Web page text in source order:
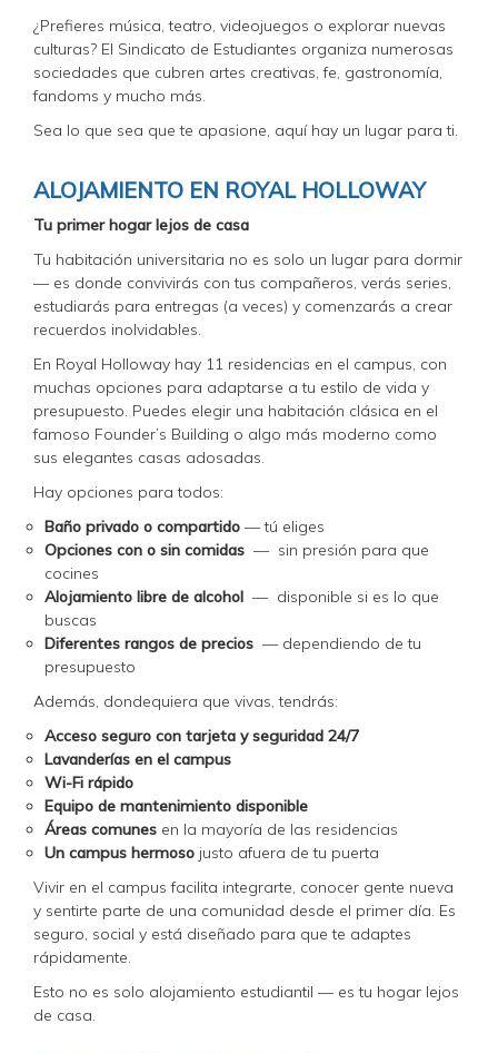
¿Prefieres música, teatro, videojuegos o explorar nuevas
culturas? El Sindicato de Estudiantes organiza numerosas
sociedades que cubren artes creativas, fe, gastronomía,
fandoms y mucho más.
Sea lo que sea que te apasione, aquí hay un lugar para ti.
ALOJAMIENTO EN ROYAL HOLLOWAY
Tu primer hogar lejos de casa
Tu habitación universitaria no es solo un lugar para dormir
— es donde convivirás con tus compañeros, verás series,
estudiarás para entregas (a veces) y comenzarás a crear
recuerdos inolvidables.
En Royal Holloway hay 11 residencias en el campus, con
muchas opciones para adaptarse a tu estilo de vida y
presupuesto. Puedes elegir una habitación clásica en el
famoso Founder’s Building o algo más moderno como
sus elegantes casas adosadas.
Hay opciones para todos:
Baño privado o compartido — tú eliges
Opciones con o sin comidas — sin presión para que
cocines
Alojamiento libre de alcohol — disponible si es lo que
buscas
Diferentes rangos de precios — dependiendo de tu
presupuesto
Además, dondequiera que vivas, tendrás:
Acceso seguro con tarjeta y seguridad 24/7
Lavanderías en el campus
Wi-Fi rápido
Equipo de mantenimiento disponible
Áreas comunes en la mayoría de las residencias
Un campus hermoso justo afuera de tu puerta
Vivir en el campus facilita integrarte, conocer gente nueva
y sentirte parte de una comunidad desde el primer día. Es
seguro, social y está diseñado para que te adaptes
rápidamente.
Esto no es solo alojamiento estudiantil — es tu hogar lejos
de casa.